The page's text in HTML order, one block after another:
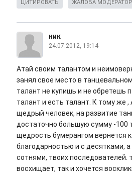
ЦИТИРОВАТЬ ЖАЛОБА
ник
24.07.2012, 19:14
Атай своим талантом и
занял свое место в
талант не купишь и не обретешь
талант и есть талант. К тому же ,
щедрый человек, на развитие
достаточно большую сумму -100
щедрость бумерангом вернется к
благодарностью и с десятками,
сотнями, твоих последователей.
восхищает, так и хочется